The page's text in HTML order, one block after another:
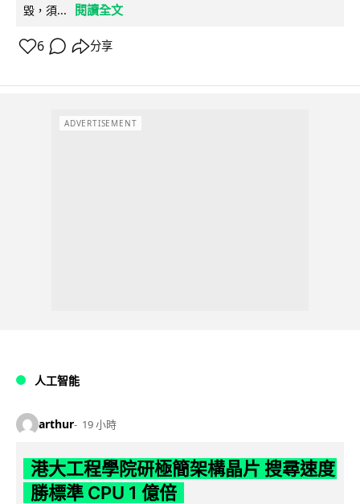
毀，須...
閱讀全文
6 分享
ADVERTISEMENT
人工智能
arthur 19 小時
港大工程學院研極簡架構晶片 搜尋速度
勝標準 CPU 1 億倍